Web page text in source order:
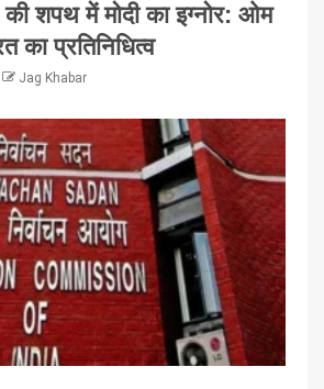
की शपथ में मोदी का इग्नोर: ओम
का प्रतिनिधित्व
Jag Khabar